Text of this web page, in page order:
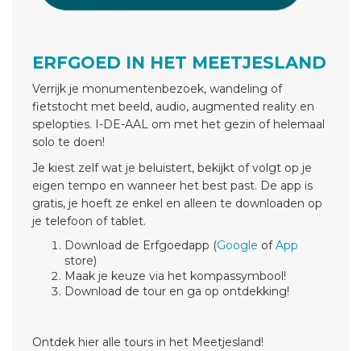
ERFGOED IN HET MEETJESLAND
Verrijk je monumentenbezoek, wandeling of
fietstocht met beeld, audio, augmented reality en
spelopties. I-DE-AAL om met het gezin of helemaal
solo te doen!
Je kiest zelf wat je beluistert, bekijkt of volgt op je
eigen tempo en wanneer het best past. De app is
gratis, je hoeft ze enkel en alleen te downloaden op
je telefoon of tablet.
Download de Erfgoedapp (Google ofApp
store)
Maak je keuze via het kompassymbool!
Download de tour en ga op ontdekking!
Ontdek hier alle tours in het Meetjesland!